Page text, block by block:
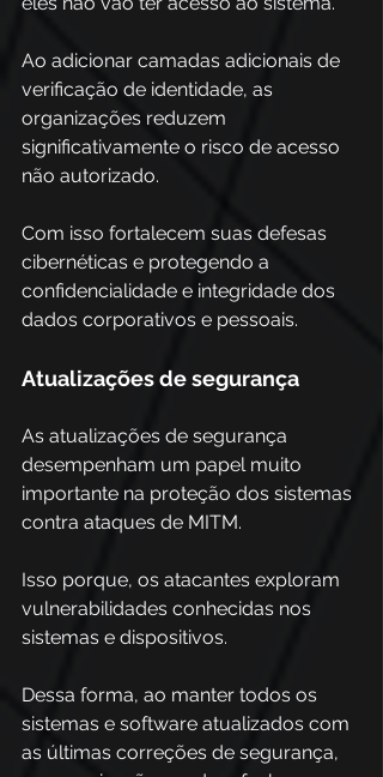
Ao adicionar camadas adicionais de
verificação de identidade, as
organizações reduzem
significativamente o risco de acesso
não autorizado.
Com isso fortalecem suas defesas
cibernéticas e protegendo a
confidencialidade e integridade dos
dados corporativos e pessoais.
Atualizações de segurança
As atualizações de segurança
desempenham um papel muito
importante na proteção dos sistemas
contra ataques de MITM.
Isso porque, os atacantes exploram
vulnerabilidades conhecidas nos
sistemas e dispositivos.
Dessa forma, ao manter todos os
sistemas e software atualizados com
as últimas correções de segurança,